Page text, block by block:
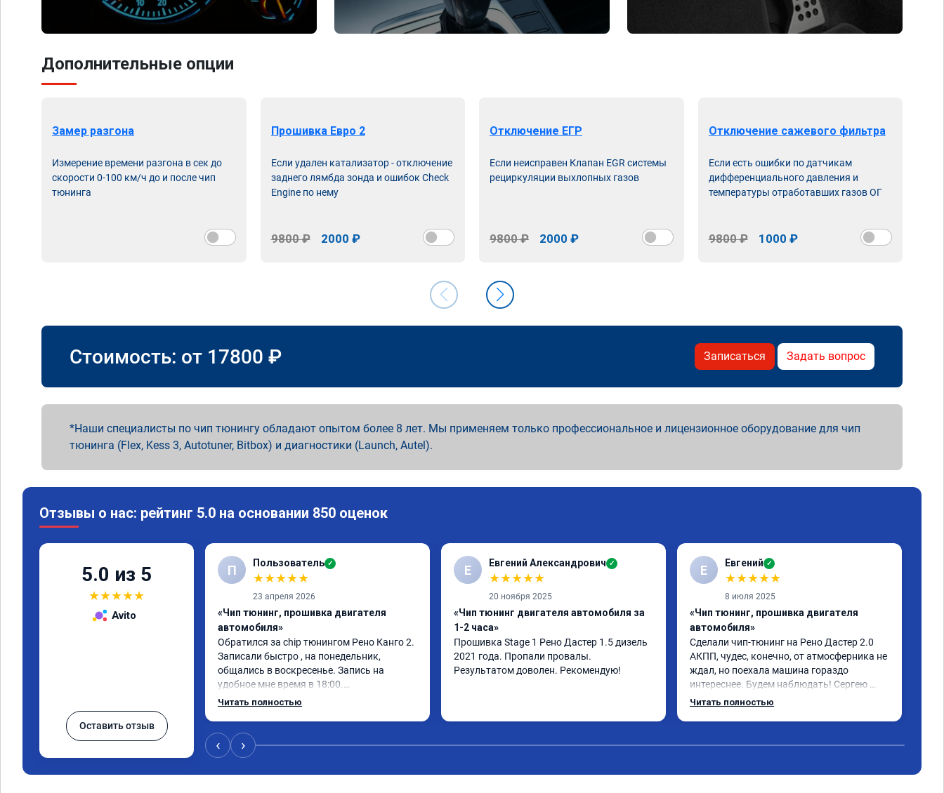
Дополнительные опции
Замер разгона
Измерение времени разгона в сек до
скорости 0-100 км/ч до и после чип
тюнинга
Прошивка Евро 2
Если удален катализатор - отключение
заднего лямбда зонда и ошибок Check
Engine по нему
9800 ₽ 2000 ₽
Отключение ЕГР
Если неисправен Клапан EGR системы
рециркуляции выхлопных газов
9800 ₽ 2000 ₽
Отключение сажевого фильтра
Если есть ошибки по датчикам
дифференциального давления и
температуры отработавших газов ОГ
9800 ₽ 1000 ₽
Стоимость: от 17800 ₽ Записаться Задать вопрос
Наши специалисты по чип тюнингу обладают опытом более 8 лет. Мы применяем только профессиональное и лицензионное оборудование для чип
тюнинга (Flex, Kess 3, Autotuner, Bitbox) и диагностики (Launch, Autel).
Отзывы о нас: рейтинг 5.0 на основании 850 оценок
5.0 из 5
★★★★★
Avito
Оставить отзыв
П Пользователь ✓
★★★★★
23 апреля 2026
«Чип тюнинг, прошивка двигателя
автомобиля»
Обратился за chip тюнингом Рено Канго 2.
Записали быстро , на понедельник,
общались в воскресенье. Запись на
удобное мне время в 18:00.
Работу выполнили за 30 минут,
Читать полностью
Е Евгений Александрович ✓
★★★★★
20 ноября 2025
«Чип тюнинг двигателя автомобиля за
1-2 часа»
Прошивка Stage 1 Рено Дастер 1.5 дизель
2021 года. Пропали провалы.
Результатом доволен. Рекомендую!
Е Евгений ✓
★★★★★
8 июля 2025
«Чип тюнинг, прошивка двигателя
автомобиля»
Сделали чип-тюнинг на Рено Дастер 2.0
АКПП, чудес, конечно, от атмосферника не
ждал, но поехала машина гораздо
интереснее. Будем наблюдать! Сергею
отдельное спасибо за профессионально
Читать полностью
‹ ›